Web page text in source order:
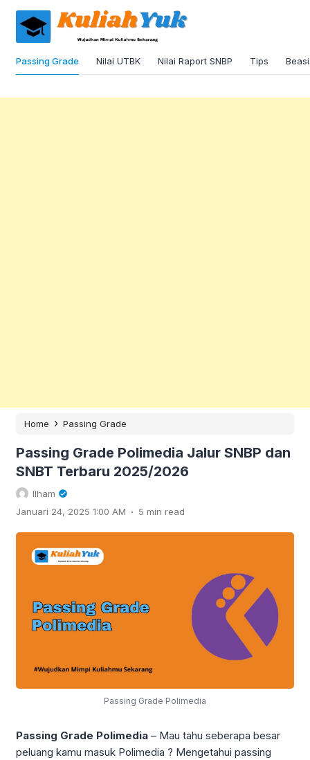
Passing Grade Nilai UTBK Nilai Raport SNBP Tips
Home › Passing Grade
Passing Grade Polimedia Jalur SNBP dan
SNBT Terbaru 2025/2026
Ilham
Januari 24, 2025 1:00 AM . 5 min read
Passing Grade Polimedia
Passing Grade Polimedia – Mau tahu seberapa besar
peluang kamu masuk Polimedia ? Mengetahui passing